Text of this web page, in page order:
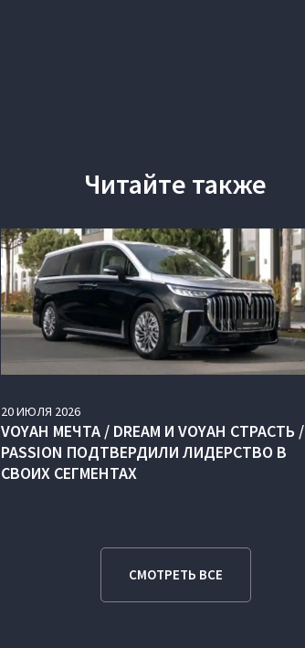
Читайте также
20ИЮЛЯ 2026
VOYAH МЕЧТА / DREAM И VOYAH СТРАСТЬ /
PASSION ПОДТВЕРДИЛИ ЛИДЕРСТВО В
СВОИХ СЕГМЕНТАХ
СМОТРЕТЬ ВСЕ